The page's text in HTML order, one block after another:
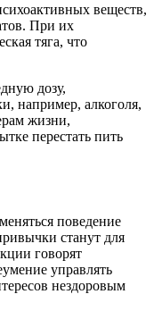
веществ,
При их
тяга, что
дозу,
например, алкоголя,
жизни,
перестать пить
поведение
станут для
говорят
управлять
нездоровым